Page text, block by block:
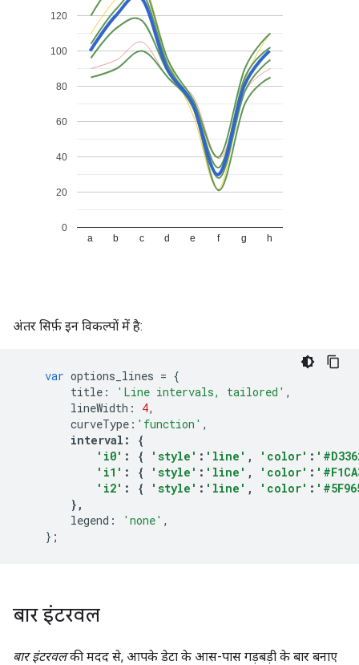
अंतर सिर्फ़ इन विकल्पों में है:
var options_lines = {
title : 'Line intervals, tailored' ,
lineWidth : 4,
curveType : 'function' ,
interval :
{
'i0' : { 'style' : 'line' , 'color' :
'i1' : { 'style' : 'line' , 'color' :
'i2' : { 'style' : 'line' , 'color' :
},
legend : 'none' ,
};
बार इंटरवल
बार इंटरवलकी मदद से, आपके डेटा के आस-पास गड़बड़ी के बार बनाए